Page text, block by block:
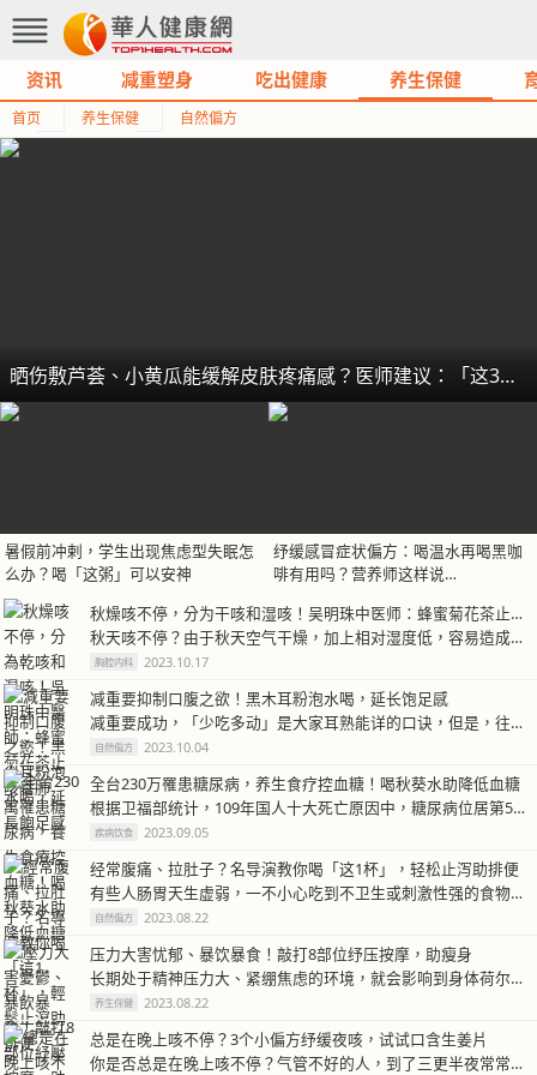
资讯 减重塑身 吃出健康 养生保健
首页 养生保健 自然偏方
晒伤敷芦荟、小黄瓜能缓解皮肤疼痛感？医师建议：「这3步骤」才管用
暑假前冲剌，学生出现焦虑型失眠怎
么办？喝「这粥」可以安神
纾缓感冒症状偏方：喝温水再喝黑咖
啡有用吗？营养师这样说…
秋燥咳不停，分为干咳和湿咳！吴明珠中医师：蜂蜜菊花茶止咳养肺
秋天咳不停？由于秋天空气干燥，加上相对湿度低，容易造成吸入的空气因为太…
胸腔内科 2023.10.17
减重要抑制口腹之欲！黑木耳粉泡水喝，延长饱足感
减重要成功，「少吃多动」是大家耳熟能详的口诀，但是，往往知易行难。如果…
自然偏方 2023.10.04
全台230万罹患糖尿病，养生食疗控血糖！喝秋葵水助降低血糖
根据卫福部统计，109年国人十大死亡原因中，糖尿病位居第5名。而国家卫…
疾病饮食 2023.09.05
经常腹痛、拉肚子？名导演教你喝「这1杯」，轻松止泻助排便
有些人肠胃天生虚弱，一不小心吃到不卫生或刺激性强的食物，就容易出现肚子…
自然偏方 2023.08.22
压力大害忧郁、暴饮暴食！敲打8部位纾压按摩，助瘦身
长期处于精神压力大、紧绷焦虑的环境，就会影响到身体荷尔蒙内分泌的平衡，…
养生保健 2023.08.22
总是在晚上咳不停？3个小偏方纾缓夜咳，试试口含生姜片
你是否总是在晚上咳不停？气管不好的人，到了三更半夜常常有咳嗽咳不停的困…